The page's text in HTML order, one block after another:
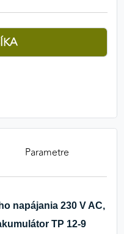
Parametre
napájania 230 V AC,
TP 12-9
meranie výkonu
stránok. Dáta
spracovávame
identifikátorov,
môžeme optimalizovať